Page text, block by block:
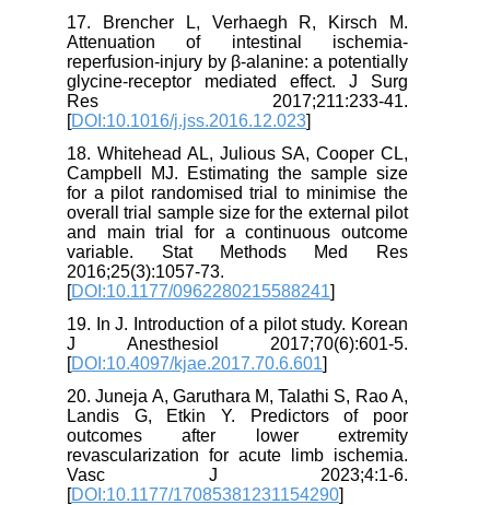
17. Brencher L, Verhaegh R, Kirsch M.
Attenuation of intestinal ischemia-
reperfusion-injury by β-alanine: a potentially
glycine-receptor mediated effect. J Surg
Res 2017;211:233-41.
[DOI:10.1016/j.jss.2016.12.023
18. Whitehead AL, Julious SA, Cooper CL,
Campbell MJ. Estimating the sample size
for a pilot randomised trial to minimise the
overall trial sample size for the external pilot
and main trial for a continuous outcome
variable. Stat Methods Med Res
2016;25(3):1057-73.
[DOI:10.1177/0962280215588241
19. In J. Introduction of a pilot study. Korean
J Anesthesiol 2017;70(6):601-5.
[DOI:10.4097/kjae.2017.70.6.601
20. Juneja A, Garuthara M, Talathi S, Rao A,
Landis G, Etkin Y. Predictors of poor
outcomes after lower extremity
revascularization for acute limb ischemia.
Vasc J 2023;4:1-6.
[DOI:10.1177/17085381231154290